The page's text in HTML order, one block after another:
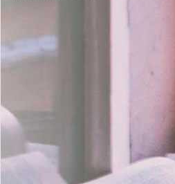
Com imersão
Finais
6º AO 9º ANO